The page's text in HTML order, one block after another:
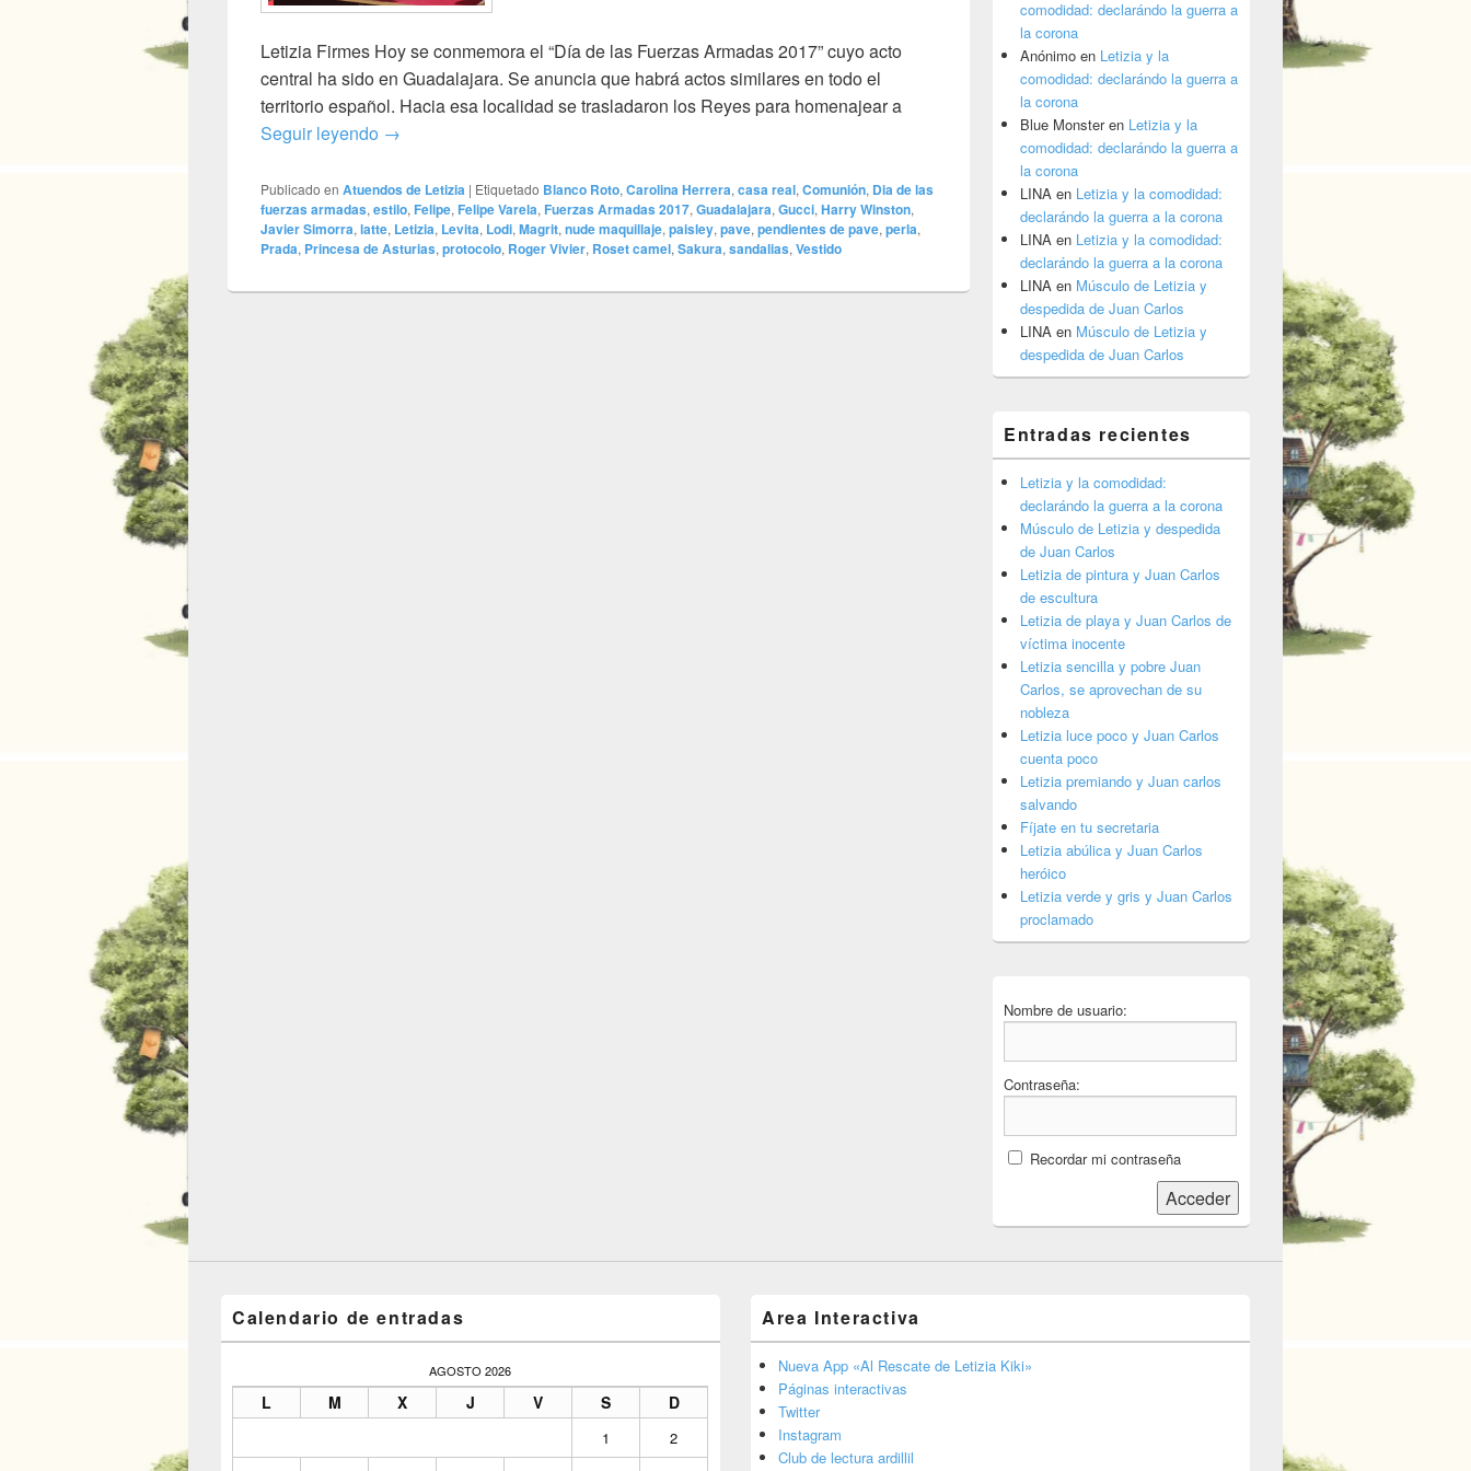
Letizia Firmes Hoy se conmemora el “Día de las Fuerzas Armadas 2017” cuyo acto
central ha sido en Guadalajara. Se anuncia que habrá actos similares en todo el
territorio español. Hacia esa localidad se trasladaron los Reyes para homenajear a
Seguir leyendo A 36 grados…y ¡Firmes!
→
Publicado en Atuendos de Letizia | Etiquetado Blanco Roto, Carolina Herrera, casa real, Comunión, Dia de las
fuerzas armadas, estilo, Felipe, Felipe Varela, Fuerzas Armadas 2017, Guadalajara, Gucci, Harry Winston,
Javier Simorra, latte, Letizia, Levita, Lodi, Magrit, nude maquillaje, paisley, pave, pendientes de pave, perla,
Prada, Princesa de Asturias, protocolo, Roger Vivier, Roset camel, Sakura, sandalias, Vestido
comodidad: declarándo la guerra a
la corona
Anónimo en Letizia y la
comodidad: declarándo la guerra a
la corona
Blue Monsteren Letizia y la
comodidad: declarándo la guerra a
la corona
LINA en Letizia y la comodidad:
declarándo la guerra a la corona
LINA en Letizia y la comodidad:
declarándo la guerra a la corona
LINA en Músculo de Letizia y
despedida de Juan Carlos
LINA en Músculo de Letizia y
despedida de Juan Carlos
Entradas recientes
Letizia y la comodidad:
declarándo la guerra a la corona
Músculo de Letizia y despedida
de Juan Carlos
Letizia de pintura y Juan Carlos
de escultura
Letizia de playa y Juan Carlos de
víctima inocente
Letizia sencilla y pobre Juan
Carlos, se aprovechan de su
nobleza
Letizia luce poco y Juan Carlos
cuenta poco
Letizia premiando y Juan carlos
salvando
Fíjate en tu secretaria
Letizia abúlica y Juan Carlos
heróico
Letizia verde y gris y Juan Carlos
proclamado
Nombre de usuario:
Contraseña:
Recordar mi contraseña
Acceder
Calendario de entradas
AGOSTO 2026
L M X J V S D
1
2
Area Interactiva
Nueva App «Al Rescate de Letizia Kiki»
Páginas interactivas
Twitter
Instagram
Club de lectura ardillil